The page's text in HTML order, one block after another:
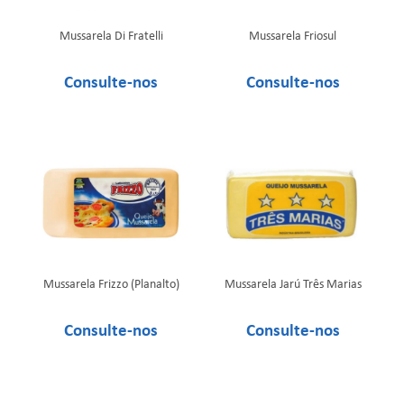
Mussarela Di Fratelli Mussarela Friosul
Mussarela Frizzo (Planalto) Mussarela Jarú Três Marias